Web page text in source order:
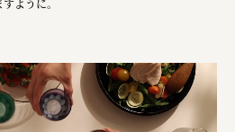
シンセイ